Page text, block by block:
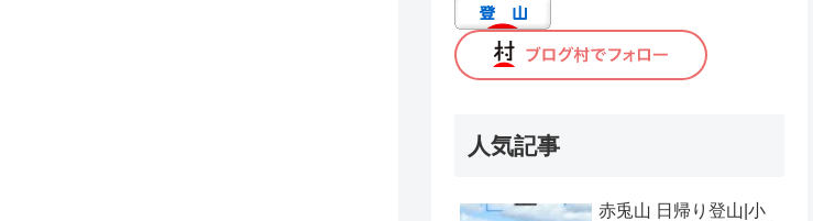
人気記事
赤兎山 日帰り登山|小